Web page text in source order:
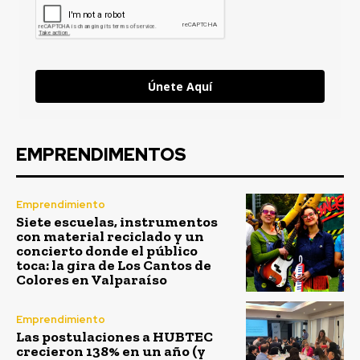
Únete Aquí
EMPRENDIMENTOS
Emprendimiento
Siete escuelas, instrumentos
con material reciclado y un
concierto donde el público
toca: la gira de Los Cantos de
Colores en Valparaíso
Emprendimiento
Las postulaciones a HUBTEC
crecieron 138% en un año (y